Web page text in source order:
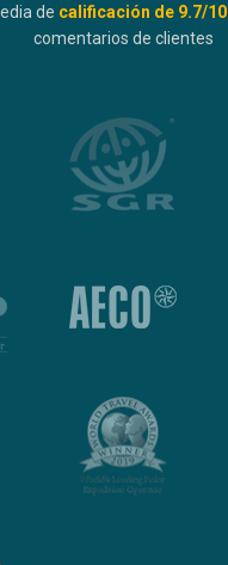
de calificación de 9.7/10
comentarios de clientes